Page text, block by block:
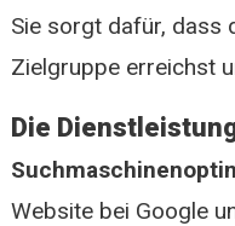
Sie sorgt dafür, dass
Zielgruppe erreichst
Die
Website bei Google